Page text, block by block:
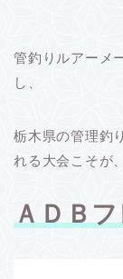
管釣りルアーメ
し、
栃木県の管理釣
れる大会こそが、
ＡＤＢ